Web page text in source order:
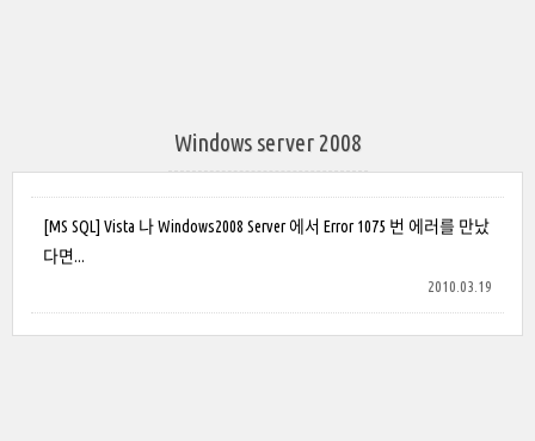
Windows server 2008
[MS SQL] Vista 나 Windows2008 Server 에서 Error 1075 번 에러를 만났
다면...
2010.03.19